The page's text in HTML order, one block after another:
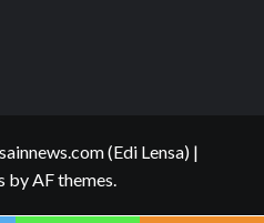
(Edi Lensa) |
by AF themes.